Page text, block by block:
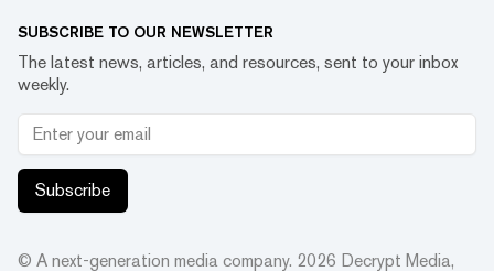
SUBSCRIBE TO OUR NEWSLETTER
The latest news, articles, and resources, sent to your inbox
weekly.
Subscribe
© A next-generation media company. 2026 Decrypt Media,